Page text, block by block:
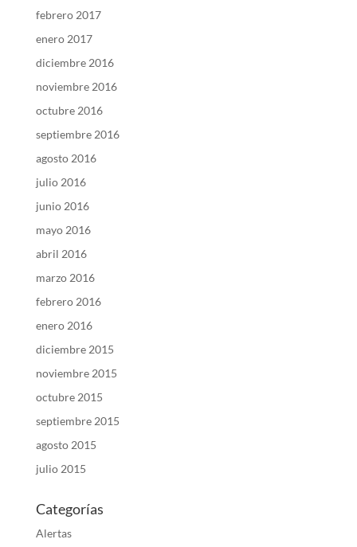
febrero 2017
enero 2017
diciembre 2016
noviembre 2016
octubre 2016
septiembre 2016
agosto 2016
julio 2016
junio 2016
mayo 2016
abril 2016
marzo 2016
febrero 2016
enero 2016
diciembre 2015
noviembre 2015
octubre 2015
septiembre 2015
agosto 2015
julio 2015
Categorías
Alertas